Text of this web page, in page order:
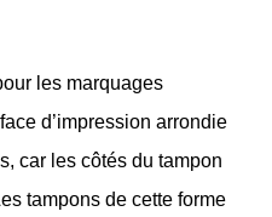
les marquages
d’impression arrondie
car les côtés du tampon
tampons de cette forme